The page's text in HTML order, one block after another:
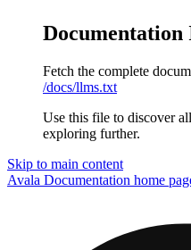
Documentation
Fetch the complete
/docs/llms.txt
Use this file to discover
exploring further.
Skip to main content
Avala Documentation home